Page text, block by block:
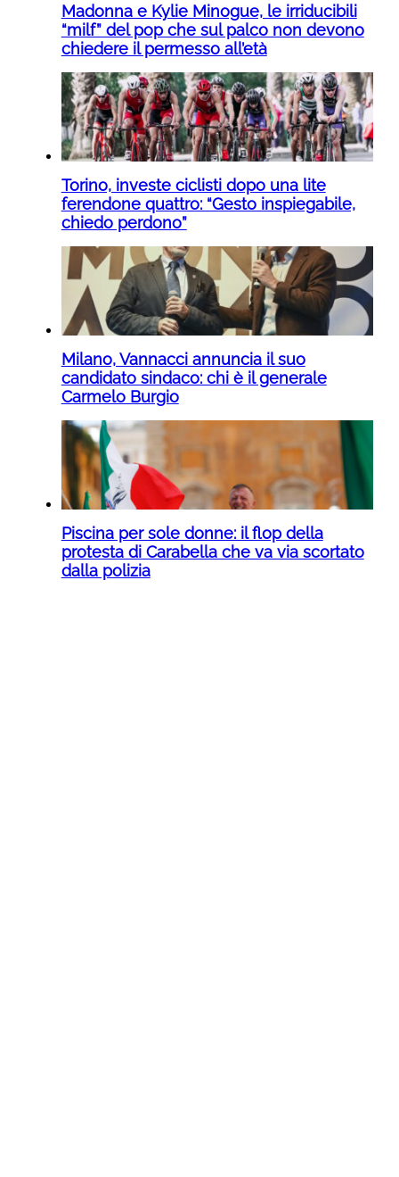
Madonna e Kylie Minogue, le irriducibili
“milf” del pop che sul palco non devono
chiedere il permesso all’età
Torino, investe ciclisti dopo una lite
ferendone quattro: “Gesto inspiegabile,
chiedo perdono”
Milano, Vannacci annuncia il suo
candidato sindaco: chi è il generale
Carmelo Burgio
Piscina per sole donne: il flop della
protesta di Carabella che va via scortato
dalla polizia